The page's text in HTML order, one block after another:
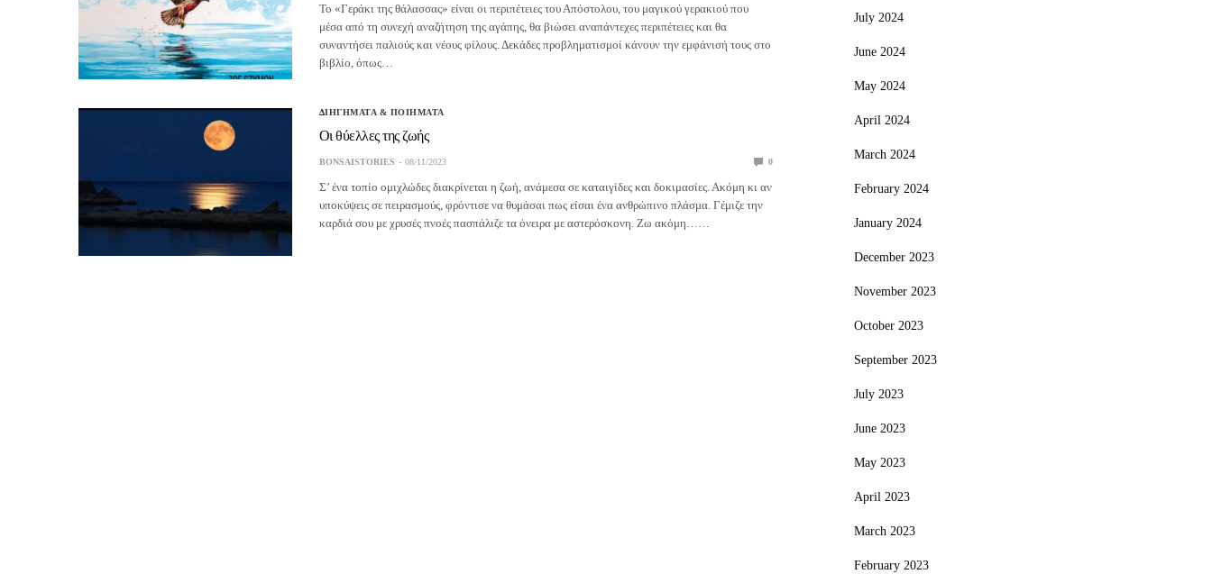
Το «Γεράκι της θάλασσας» είναι οι περιπέτειες του Απόστολου, του μαγικού γερακιού που
μέσα από τη συνεχή αναζήτηση της αγάπης, θα βιώσει αναπάντεχες περιπέτειες και θα
συναντήσει παλιούς και νέους φίλους. Δεκάδες προβληματισμοί κάνουν την εμφάνισή τους στο
βιβλίο, όπως…
ΔΙΗΓΗΜΑΤΑ & ΠΟΙΗΜΑΤΑ
Οι θύελλες της ζωής
BONSAISTORIES 08/11/2023 0
Σ’ ένα τοπίο ομιχλώδες διακρίνεται η ζωή, ανάμεσα σε καταιγίδες και δοκιμασίες. Ακόμη κι αν
υποκύψεις σε πειρασμούς, φρόντισε να θυμάσαι πως είσαι ένα ανθρώπινο πλάσμα. Γέμιζε την
καρδιά σου με χρυσές πνοές πασπάλιζε τα όνειρα με αστερόσκονη. Ζω ακόμη……
July 2024
June 2024
May 2024
April 2024
March 2024
February 2024
January 2024
December 2023
November 2023
October 2023
September 2023
July 2023
June 2023
May 2023
April 2023
March 2023
February 2023